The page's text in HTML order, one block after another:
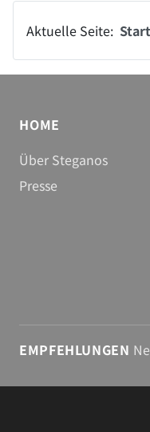
Aktuelle Seite:
HOME
Über Steganos
Presse
EMPFEHLUNGEN